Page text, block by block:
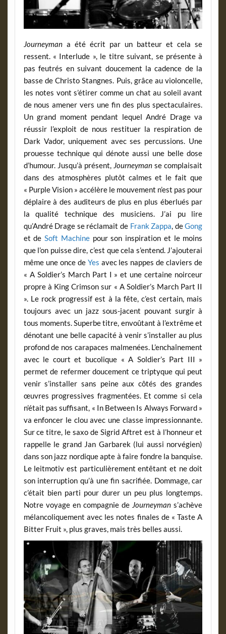
Journeymana été écrit par un batteur et cela se
ressent. « Interlude », le titre suivant, se présente à
pas feutrés en suivant doucement la cadence de la
basse de Christo Stangnes. Puis, grâce au violoncelle,
les notes vont s’étirer comme un chat au soleil avant
de nous amener vers une fin des plus spectaculaires.
Un grand moment pendant lequel André Drage va
réussir l’exploit de nous restituer la respiration de
Dark Vador, uniquement avec ses percussions. Une
prouesse technique qui dénote aussi une belle dose
d’humour. Jusqu’à présent, Journeyman se complaisait
dans des atmosphères plutôt calmes et le fait que
« Purple Vision » accélère le mouvement n’est pas pour
déplaire à des auditeurs de plus en plus éberlués par
la qualité technique des musiciens. J’ai pu lire
qu’André Drage se réclamait de Frank Zappa, deGong
et deSoft Machinepour son inspiration et le moins
que l’on puisse dire, c’est que cela s’entend. J’ajouterai
même une once de Yes avec les nappes de claviers de
« A Soldier’s March Part I » et une certaine noirceur
propre à King Crimson sur « A Soldier’s March Part II
». Le rock progressif est à la fête, c’est certain, mais
toujours avec un jazz sous-jacent pouvant surgir à
tous moments. Superbe titre, envoûtant à l’extrême et
dénotant une belle capacité à venir s’installer au plus
profond de nos carapaces malmenées. L’enchaînement
avec le court et bucolique « A Soldier’s Part III »
permet de refermer doucement ce triptyque qui peut
venir s’installer sans peine aux côtés des grandes
œuvres progressives fragmentées. Et comme si cela
n’était pas suffisant, « In Between Is Always Forward »
va enfoncer le clou avec une classe impressionnante.
Sur ce titre, le saxo de Sigrid Aftret est à l’honneur et
rappelle le grand Jan Garbarek (lui aussi norvégien)
dans son jazz nordique apte à faire fondre la banquise.
Le leitmotiv est particulièrement entêtant et ne doit
son interruption qu’à une fin sacrifiée. Dommage, car
c’était bien parti pour durer un peu plus longtemps.
Notre voyage en compagnie de Journeyman s’achève
mélancoliquement avec les notes finales de « Taste A
Bitter Fruit », plus graves, mais très belles aussi.